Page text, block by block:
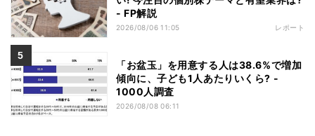
- FP解説
2026/08/06 11:05 レポート
「お盆玉」を用意する人は38.6%で増加
傾向に、子ども1人あたりいくら? -
1000人調査
2026/08/08 06:11